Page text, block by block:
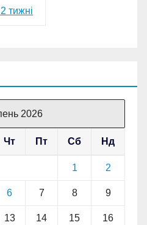
2026
Чт Пт Сб Нд
1 2
6 7 8 9
13 14 15 16